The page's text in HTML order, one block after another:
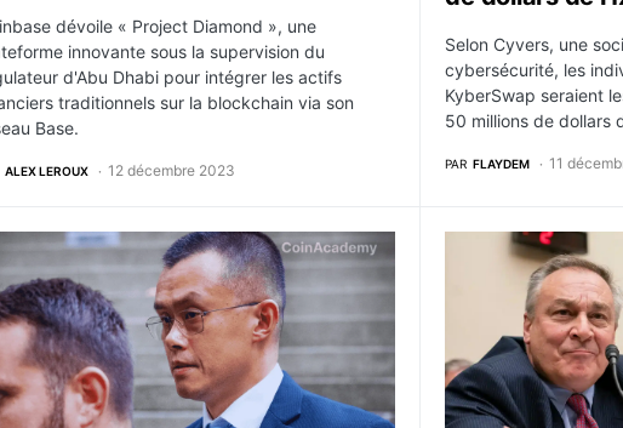
dévoile « Project Diamond », une
innovante sous la supervision du
d'Abu Dhabi pour intégrer les actifs
traditionnels sur la blockchain via son
Base.
ALEX LEROUX 12 décembre 2023
Selon Cyvers, une
cybersécurité, les
KyberSwap seraient
50 millions de dollars
PAR FLAYDEM 11
de crypto monnaies
fondateur de Binance, CZ, condamné à rester sur le sol américain
FTX prépare un